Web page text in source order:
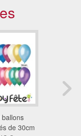
ballons
de 30cm